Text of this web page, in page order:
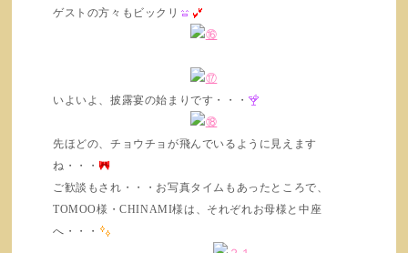
ゲストの方々もビックリ
いよいよ、披露宴の始まりです・・・
先ほどの、チョウチョが飛んでいるように見えます
ね・・・
ご歓談もされ・・・お写真タイムもあったところで、
TOMOO様・CHINAMI様は、それぞれお母様と中座
へ・・・